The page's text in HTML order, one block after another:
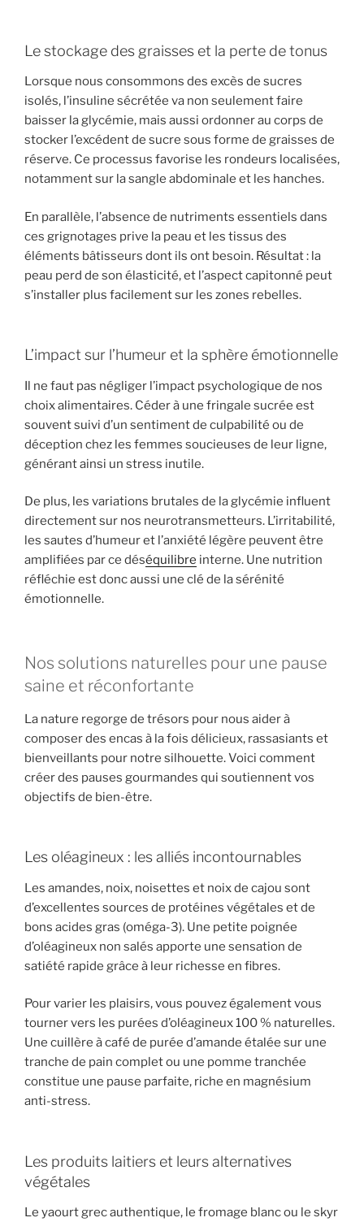
Le stockage des graisses et la perte de tonus
Lorsque nous consommons des excès de sucres
isolés, l’insuline sécrétée va non seulement faire
baisser la glycémie, mais aussi ordonner au corps de
stocker l’excédent de sucre sous forme de graisses de
réserve. Ce processus favorise les rondeurs localisées,
notamment sur la sangle abdominale et les hanches.
En parallèle, l’absence de nutriments essentiels dans
ces grignotages prive la peau et les tissus des
éléments bâtisseurs dont ils ont besoin. Résultat : la
peau perd de son élasticité, et l’aspect capitonné peut
s’installer plus facilement sur les zones rebelles.
L’impact sur l’humeur et la sphère émotionnelle
Il ne faut pas négliger l’impact psychologique de nos
choix alimentaires. Céder à une fringale sucrée est
souvent suivi d’un sentiment de culpabilité ou de
déception chez les femmes soucieuses de leur ligne,
générant ainsi un stress inutile.
De plus, les variations brutales de la glycémie influent
directement sur nos neurotransmetteurs. L’irritabilité,
les sautes d’humeur et l’anxiété légère peuvent être
amplifiées par ce déséquilibre interne. Une nutrition
réfléchie est donc aussi une clé de la sérénité
émotionnelle.
Nos solutions naturelles pour une pause
saine et réconfortante
La nature regorge de trésors pour nous aider à
composer des encas à la fois délicieux, rassasiants et
bienveillants pour notre silhouette. Voici comment
créer des pauses gourmandes qui soutiennent vos
objectifs de bien-être.
Les oléagineux : les alliés incontournables
Les amandes, noix, noisettes et noix de cajou sont
d’excellentes sources de protéines végétales et de
bons acides gras (oméga-3). Une petite poignée
d’oléagineux non salés apporte une sensation de
satiété rapide grâce à leur richesse en fibres.
Pour varier les plaisirs, vous pouvez également vous
tourner vers les purées d’oléagineux 100 % naturelles.
Une cuillère à café de purée d’amande étalée sur une
tranche de pain complet ou une pomme tranchée
constitue une pause parfaite, riche en magnésium
anti-stress.
Les produits laitiers et leurs alternatives
végétales
Le yaourt grec authentique, le fromage blanc ou le skyr